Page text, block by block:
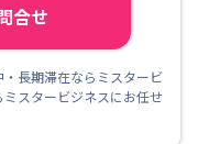
合せ
長期滞在ならミスタービ
スタービジネスにお任せ